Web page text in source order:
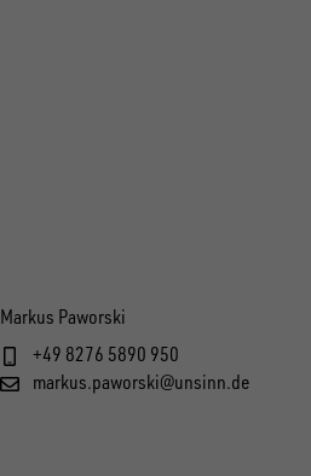
Markus Paworski
+49 8276 5890 950
markus.paworski@unsinn.de